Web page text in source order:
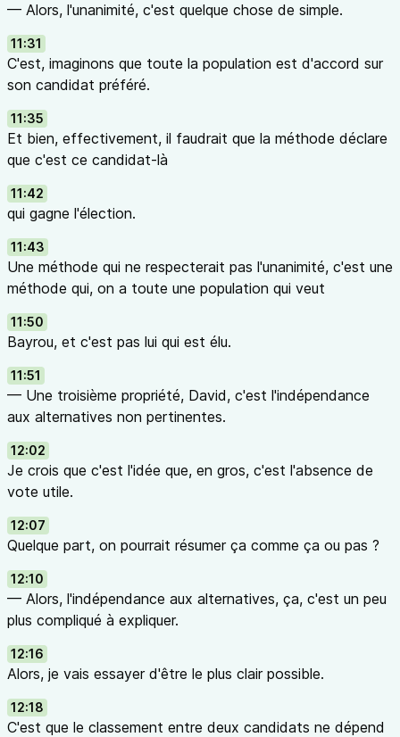
— Alors, l'unanimité, c'est quelque chose de simple.
11:31
C'est, imaginons que toute la population est d'accord sur
son candidat préféré.
11:35
Et bien, effectivement, il faudrait que la méthode déclare
que c'est ce candidat-là
11:42
qui gagne l'élection.
11:43
Une méthode qui ne respecterait pas l'unanimité, c'est une
méthode qui, on a toute une population qui veut
11:50
Bayrou, et c'est pas lui qui est élu.
11:51
— Une troisième propriété, David, c'est l'indépendance
aux alternatives non pertinentes.
12:02
Je crois que c'est l'idée que, en gros, c'est l'absence de
vote utile.
12:07
Quelque part, on pourrait résumer ça comme ça ou pas ?
12:10
— Alors, l'indépendance aux alternatives, ça, c'est un peu
plus compliqué à expliquer.
12:16
Alors, je vais essayer d'être le plus clair possible.
12:18
C'est que le classement entre deux candidats ne dépend